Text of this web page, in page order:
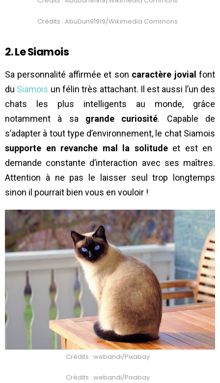
Crédits : AbuDun91919/Wikimedia Commons
2. Le Siamois
Sa personnalité affirmée et son caractère jovial font
du Siamois un félin très attachant. Il est aussi l’un des
chats les plus intelligents au monde, grâce
notamment à sa grande curiosité. Capable de
s’adapter à tout type d’environnement, le chat Siamois
supporte en revanche mal la solitudeet est en
demande constante d’interaction avec ses maîtres.
Attention à ne pas le laisser seul trop longtemps
sinon il pourrait bien vous en vouloir !
Crédits : webandi/Pixabay
Crédits : webandi/Pixabay